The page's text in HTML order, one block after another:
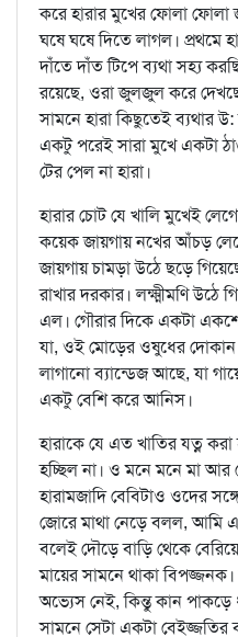
করে হারার মুখের ফোলা
ঘষে ঘষে দিতে লাগল। প্রথমে
দাঁতে দাঁত টিপে ব্যথা সহ্য
রয়েছে, ওরা জুলজুল করে
সামনে হারা কিছুতেই ব্যথার
একটু পরেই সারা মুখে একটা
টের পেল না হারা।
হারার চোট যে খালি মুখেই
কয়েক জায়গায় নখের আঁচড়
জায়গায় চামড়া উঠে ছড়ে
রাখার দরকার। লক্ষ্মীমণি উঠে
এল। গৌরার দিকে একটা
যা, ওই মোড়ের ওষুধের
লাগানো ব্যান্ডেজ আছে, যা
একটু বেশি করে আনিস।
হারাকে যে এত খাতির যত্ন
হচ্ছিল না। ও মনে মনে মা
হারামজাদি বেবিটাও ওদের
জোরে মাথা নেড়ে বলল, আমি
বলেই দৌড়ে বাড়ি থেকে
মায়ের সামনে থাকা
অভ্যেস নেই, কিন্তু কান পাকড়ে
সামনে সেটা একটা